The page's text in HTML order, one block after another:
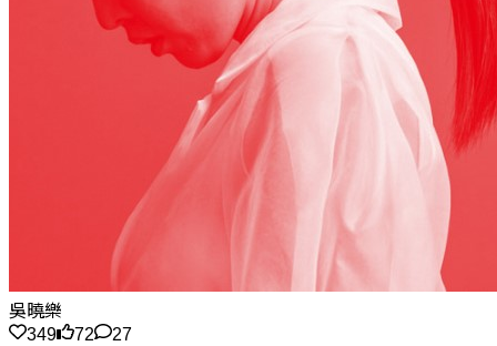
吳曉樂
349
72
27